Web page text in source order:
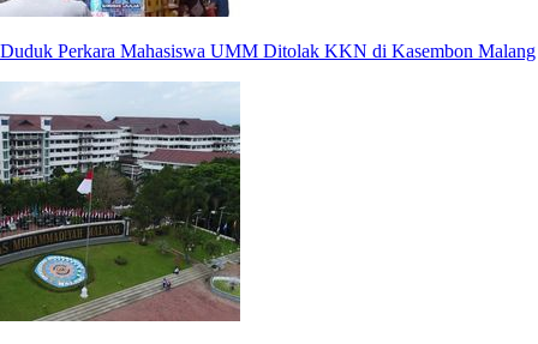
Duduk Perkara Mahasiswa UMM Ditolak KKN di Kasembon Malang